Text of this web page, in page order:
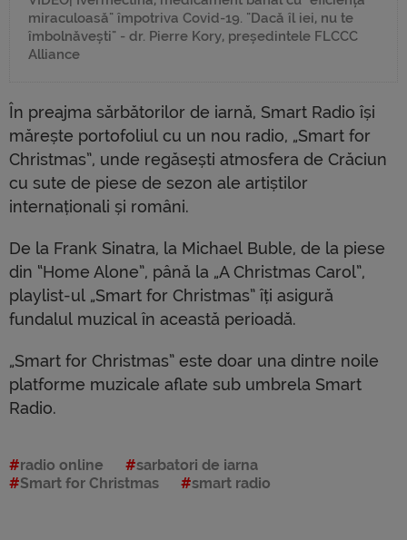
miraculoasă" împotriva Covid-19. "Dacă îl iei, nu te
îmbolnăvești" - dr. Pierre Kory, președintele FLCCC
Alliance
În preajma sărbătorilor de iarnă, Smart Radio își
mărește portofoliul cu un nou radio, „Smart for
Christmas”, unde regăsești atmosfera de Crăciun
cu sute de piese de sezon ale artiștilor
internaționali și români.
De la Frank Sinatra, la Michael Buble, de la piese
din “Home Alone”, până la „A Christmas Carol”,
playlist-ul „Smart for Christmas” îți asigură
fundalul muzical în această perioadă.
„Smart for Christmas” este doar una dintre noile
platforme muzicale aflate sub umbrela Smart
Radio.
radio online
sarbatori de iarna
Smart for Christmas
smart radio